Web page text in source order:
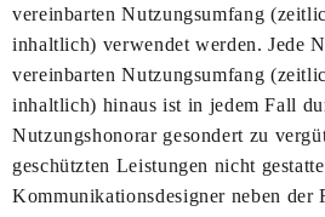
vereinbarten Nutzungsumfang
inhaltlich) verwendet werden. Jede
vereinbarten Nutzungsumfang
inhaltlich) hinaus ist in jedem Fall
Nutzungshonorar gesondert zu
geschützten Leistungen nicht
Kommunikationsdesigner neben der